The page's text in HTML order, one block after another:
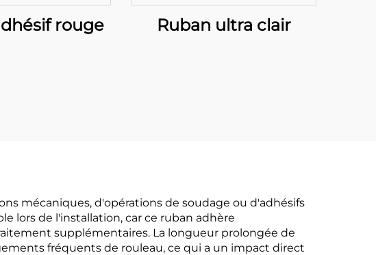
rouge Ruban ultra clair
mécaniques, d'opérations de soudage ou d'adhésifs
lors de l'installation, car ce ruban adhère
supplémentaires. La longueur prolongée de
fréquents de rouleau, ce qui a un impact direct